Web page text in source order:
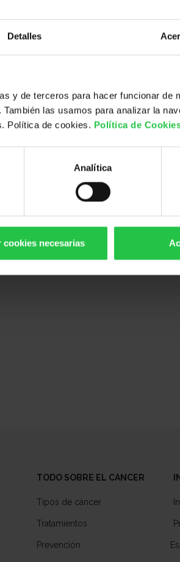
Detalles
y de terceros para hacer funcionar de
las usamos para analizar la
Política de cookies. Política de
Analítica
cookies necesarias
de la vida
TODO SOBRE EL CANCER
Tipos de cáncer
Tratamientos
Prevención